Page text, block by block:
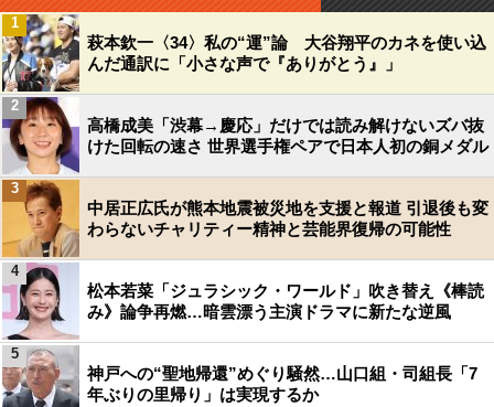
萩本欽一〈34〉私の“運”論 大谷翔平のカネを使い込
んだ通訳に「小さな声で『ありがとう』」
1
高橋成美「渋幕→慶応」だけでは読み解けないズバ抜
けた回転の速さ 世界選手権ペアで日本人初の銅メダル
2
中居正広氏が熊本地震被災地を支援と報道 引退後も変
わらないチャリティー精神と芸能界復帰の可能性
3
松本若菜「ジュラシック・ワールド」吹き替え《棒読
み》論争再燃…暗雲漂う主演ドラマに新たな逆風
4
神戸への“聖地帰還”めぐり騒然…山口組・司組長「7
年ぶりの里帰り」は実現するか
5